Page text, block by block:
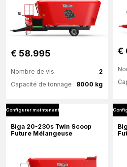
€ 58.995
2
Nombre de vis
8000 kg
Capacité de tonnage
Plus d'information
€
Configurer maintenant
Biga 20-230s Twin Scoop
Future Mélangeuse